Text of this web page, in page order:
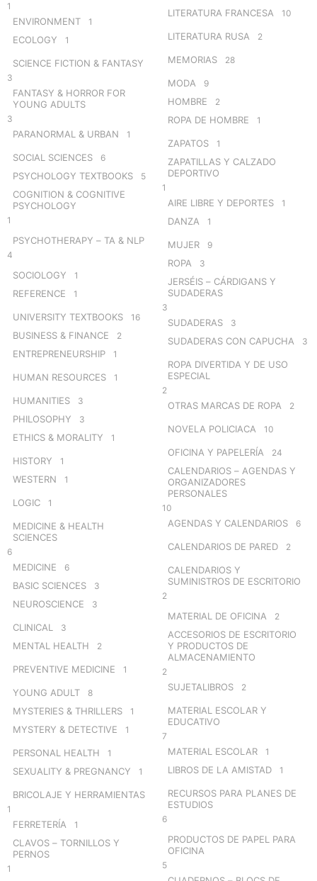
1
ENVIRONMENT 1
ECOLOGY 1
SCIENCE FICTION & FANTASY
3
FANTASY & HORROR FOR
YOUNG ADULTS
3
PARANORMAL & URBAN 1
SOCIAL SCIENCES 6
PSYCHOLOGY TEXTBOOKS 5
COGNITION & COGNITIVE
PSYCHOLOGY
1
PSYCHOTHERAPY – TA & NLP
4
SOCIOLOGY 1
REFERENCE 1
UNIVERSITY TEXTBOOKS 16
BUSINESS & FINANCE 2
ENTREPRENEURSHIP 1
HUMAN RESOURCES 1
HUMANITIES 3
PHILOSOPHY 3
ETHICS & MORALITY 1
HISTORY 1
WESTERN 1
LOGIC 1
MEDICINE & HEALTH
SCIENCES
6
MEDICINE 6
BASIC SCIENCES 3
NEUROSCIENCE 3
CLINICAL 3
MENTAL HEALTH 2
PREVENTIVE MEDICINE 1
YOUNG ADULT 8
MYSTERIES & THRILLERS 1
MYSTERY & DETECTIVE 1
PERSONAL HEALTH 1
SEXUALITY & PREGNANCY 1
BRICOLAJE Y HERRAMIENTAS
1
FERRETERÍA 1
CLAVOS – TORNILLOS Y
PERNOS
1
LITERATURA FRANCESA 10
LITERATURA RUSA 2
MEMORIAS 28
MODA 9
HOMBRE 2
ROPA DE HOMBRE 1
ZAPATOS 1
ZAPATILLAS Y CALZADO
DEPORTIVO
1
AIRE LIBRE Y DEPORTES 1
DANZA 1
MUJER 9
ROPA 3
JERSÉIS – CÁRDIGANS Y
SUDADERAS
3
SUDADERAS 3
SUDADERAS CON CAPUCHA 3
ROPA DIVERTIDA Y DE USO
ESPECIAL
2
OTRAS MARCAS DE ROPA 2
NOVELA POLICIACA 10
OFICINA Y PAPELERÍA 24
CALENDARIOS – AGENDAS Y
ORGANIZADORES
PERSONALES
10
AGENDAS Y CALENDARIOS 6
CALENDARIOS DE PARED 2
CALENDARIOS Y
SUMINISTROS DE ESCRITORIO
2
MATERIAL DE OFICINA 2
ACCESORIOS DE ESCRITORIO
Y PRODUCTOS DE
ALMACENAMIENTO
2
SUJETALIBROS 2
MATERIAL ESCOLAR Y
EDUCATIVO
7
MATERIAL ESCOLAR 1
LIBROS DE LA AMISTAD 1
RECURSOS PARA PLANES DE
ESTUDIOS
6
PRODUCTOS DE PAPEL PARA
OFICINA
5